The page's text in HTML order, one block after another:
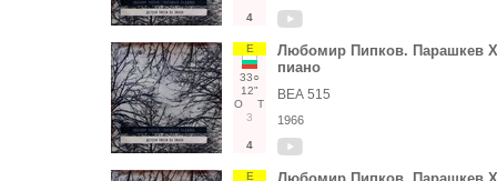
4
Е
33○
12"
О
Т
3
4
Любомир Пипков. Парашкев
пиано
ВЕА 515
1966
Е